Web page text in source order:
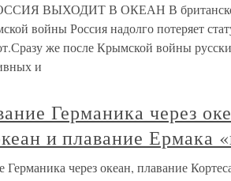
ВЫХОДИТ В ОКЕАН В
войны Россия надолго потеряет
же после Крымской войны
и
Германика через
и плавание Ермака
Германика через океан, плавание